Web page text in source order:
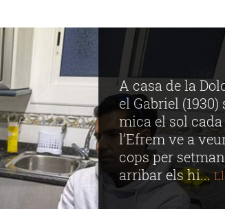
A casa de la
el Gabriel
mica el sol
l’Efrem ve a
cops per
arribar els hi...